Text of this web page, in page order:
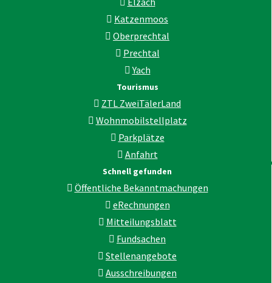
Katzenmoos
Oberprechtal
Prechtal
Yach
Tourismus
ZTL ZweiTälerLand
Wohnmobilstellplatz
Parkplätze
Anfahrt
Schnell gefunden
Öffentliche Bekanntmachungen
eRechnungen
Mitteilungsblatt
Fundsachen
Stellenangebote
Ausschreibungen